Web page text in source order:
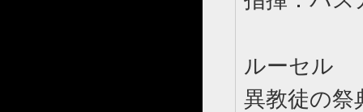
ルーセル
異教徒の祭